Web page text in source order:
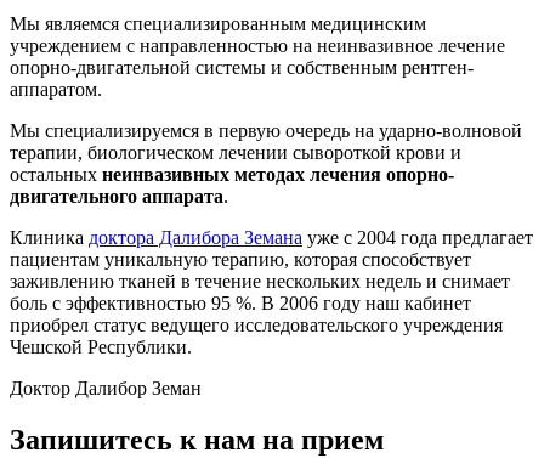
Мы являемся специализированным медицинским
учреждением с направленностью на неинвазивное лечение
опорно-двигательной системы и собственным рентген-
аппаратом.
Мы специализируемся в первую очередь на ударно-волновой
терапии, биологическом лечении сывороткой крови и
остальных неинвазивных методах лечения опорно-
двигательного аппарата.
Клиника доктора Далибора Земана уже с 2004 года предлагает
пациентам уникальную терапию, которая способствует
заживлению тканей в течение нескольких недель и снимает
боль с эффективностью 95 %. В 2006 году наш кабинет
приобрел статус ведущего исследовательского учреждения
Чешской Республики.
Доктор Далибор Земан
Запишитесь к нам на прием